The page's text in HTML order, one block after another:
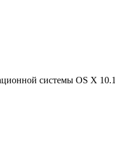
системы OS X